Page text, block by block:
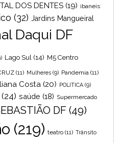
DOS DENTES (19) ibaneis
(32) Jardins Mangueiral
Daqui DF
Lago Sul (14) M5 Centro
(11) Mulheres (9) Pandemia (11)
Costa (20) POLITICA (9)
(24) saúde (18) Supermercado
DF (49)
(219) teatro (11) Trânsito